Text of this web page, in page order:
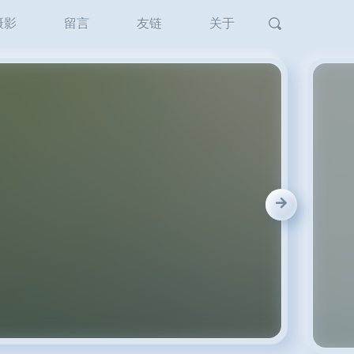
影 留言 友链 关于